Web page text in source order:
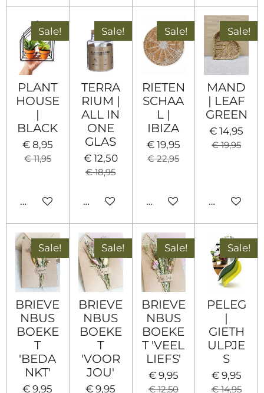
Sale!
PLANT
HOUSE
|
BLACK
€ 8,95
€ 11,95
Bekijk details
Sale!
TERRA
RIUM |
ALL IN
ONE
GLAS
€ 12,50
€ 18,95
In winkelwagen
Sale!
RIETEN
SCHAA
L |
IBIZA
€ 19,95
€ 22,95
In winkelwagen
Sale!
MAND
| LEAF
GREEN
€ 14,95
€ 19,95
In
Sale!
BRIEVE
NBUS
BOEKE
T
'BEDA
NKT'
€ 9,95
Sale!
BRIEVE
NBUS
BOEKE
T
'VOOR
JOU'
€ 9,95
Sale!
BRIEVE
NBUS
BOEKE
T 'VEEL
LIEFS'
€ 9,95
€ 12,50
Sale!
PELEG
|
GIETH
ULPJE
S
€ 9,95
€ 14,95